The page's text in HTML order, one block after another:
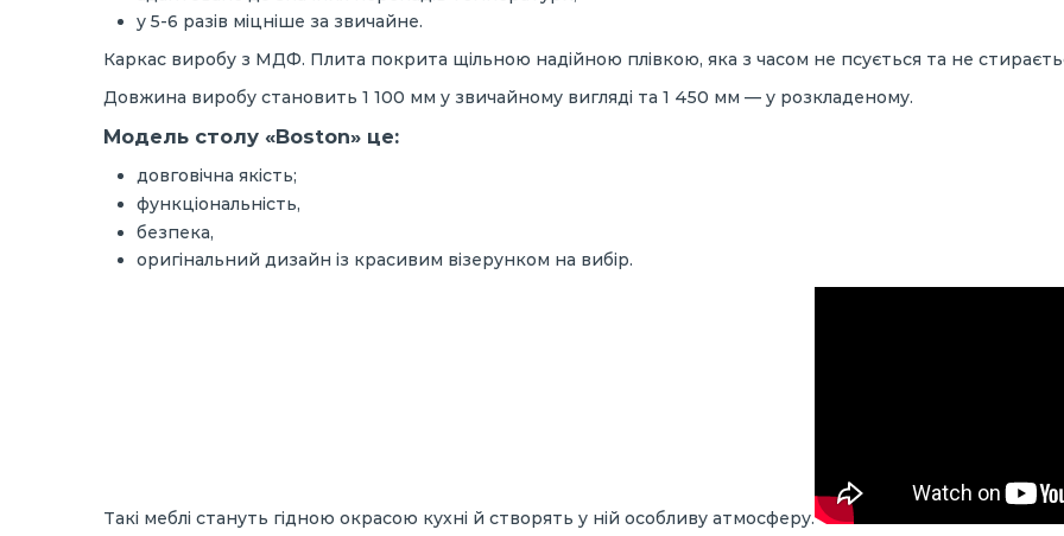
у 5-6 разів міцніше за звичайне.
Каркас виробу з МДФ. Плита покрита щільною надійною плівкою, яка з часом не псується та не
Довжина виробу становить 1 100 мм у звичайному вигляді та 1 450 мм — у розкладеному.
Модель столу «Boston» це:
довговічна якість;
функціональність,
безпека,
оригінальний дизайн із красивим візерунком на вибір.
Такі меблі стануть гідною окрасою кухні й створять у ній особливу атмосферу.